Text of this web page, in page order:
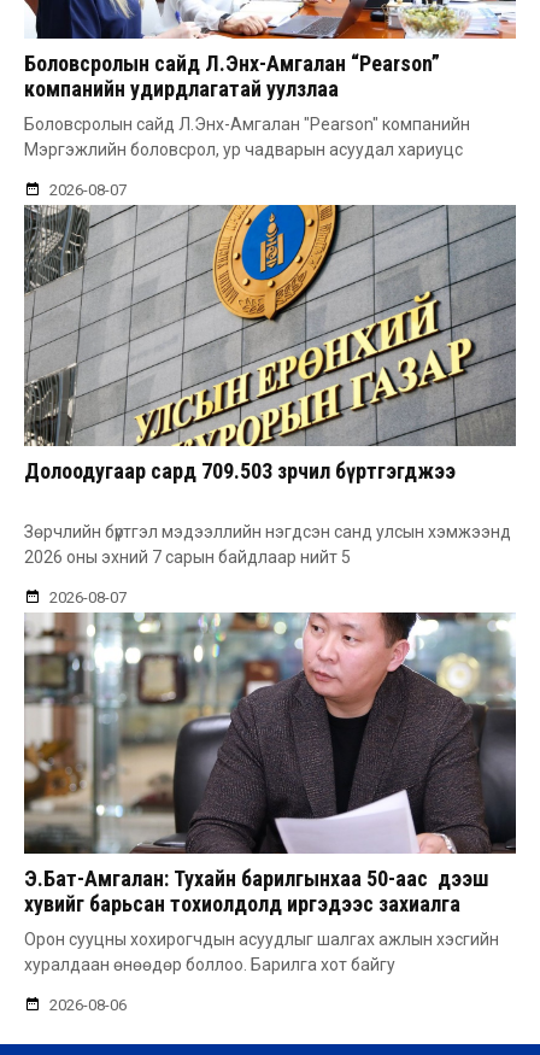
Боловсролын сайд Л.Энх-Амгалан “Pearson”
компанийн удирдлагатай уулзлаа
Боловсролын сайд Л.Энх-Амгалан "Pearson" компанийн
Мэргэжлийн боловсрол, ур чадварын асуудал хариуцс
2026-08-07
Долоодугаар сард 709.503 зөрчил бүртгэгджээ
Зөрчлийн бүртгэл мэдээллийн нэгдсэн санд улсын хэмжээнд
2026 оны эхний 7 сарын байдлаар нийт 5
2026-08-07
Э.Бат-Амгалан: Тухайн барилгынхаа 50-аас дээш
хувийг барьсан тохиолдолд иргэдээс захиалга
авдаг болгоно
Орон сууцны хохирогчдын асуудлыг шалгах ажлын хэсгийн
хуралдаан өнөөдөр боллоо. Барилга хот байгу
2026-08-06